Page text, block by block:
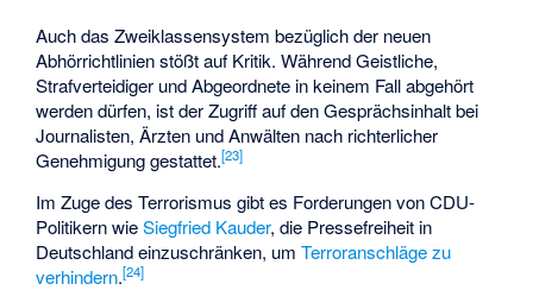
Auch das Zweiklassensystem bezüglich der neuen
Abhörrichtlinien stößt auf Kritik. Während Geistliche,
Strafverteidiger und Abgeordnete in keinem Fall abgehört
werden dürfen, ist der Zugriff auf den Gesprächsinhalt bei
Journalisten, Ärzten und Anwälten nach richterlicher
Genehmigung gestattet.[23]
Im Zuge des Terrorismus gibt es Forderungen von CDU-
Politikern wieSiegfried Kauder, die Pressefreiheit in
Deutschland einzuschränken, umTerroranschläge zu
verhindern.[24]